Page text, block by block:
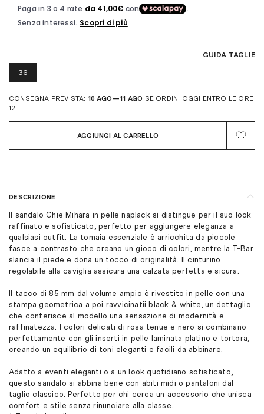
GUIDA TAGLIE
36
CONSEGNA PREVISTA: 10 AGO—11 AGO SE ORDINI OGGI ENTRO LE ORE
12.
AGGIUNGI AL CARRELLO
DESCRIZIONE
Il sandalo Chie Mihara in pelle naplack si distingue per il suo look
raffinato e sofisticato, perfetto per aggiungere eleganza a
qualsiasi outfit. La tomaia essenziale è arricchita da piccole
fasce a contrasto che creano un gioco di colori, mentre la T-Bar
slancia il piede e dona un tocco di originalità. Il cinturino
regolabile alla caviglia assicura una calzata perfetta e sicura.
Il tacco di 85 mm dal volume ampio è rivestito in pelle con una
stampa geometrica a poi ravvicinatii black & white, un dettaglio
che conferisce al modello una sensazione di modernità e
raffinatezza. I colori delicati di rosa tenue e nero si combinano
perfettamente con gli inserti in pelle laminata platino e tortora,
creando un equilibrio di toni eleganti e facili da abbinare.
Adatto a eventi eleganti o a un look quotidiano sofisticato,
questo sandalo si abbina bene con abiti midi o pantaloni dal
taglio classico. Perfetto per chi cerca un accessorio che unisca
comfort e stile senza rinunciare alla classe.